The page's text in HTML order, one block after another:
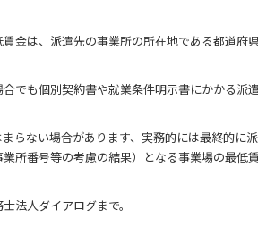
金は、派遣先の事業所の所在地である都道府
でも個別契約書や就業条件明示書にかかる派
らない場合があります、実務的には最終的に
所番号等の考慮の結果）となる事業場の最低
法人ダイアログまで。